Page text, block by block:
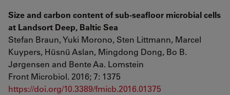
Size and carbon content of sub-seafloor microbial cells
at Landsort Deep, Baltic Sea
Stefan Braun, Yuki Morono, Sten Littmann, Marcel
Kuypers, Hüsnü Aslan, Mingdong Dong, Bo B.
Jørgensen and Bente Aa. Lomstein
Front Microbiol. 2016; 7: 1375
https://doi.org/10.3389/fmicb.2016.01375